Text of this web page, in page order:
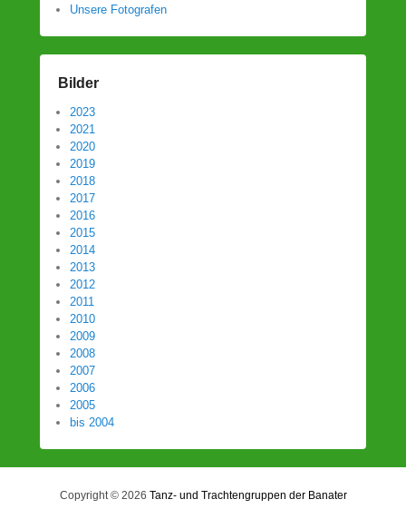
Unsere Fotografen
Bilder
2023
2021
2020
2019
2018
2017
2016
2015
2014
2013
2012
2011
2010
2009
2008
2007
2006
2005
bis 2004
Copyright © 2026 Tanz- und Trachtengruppen der Banater